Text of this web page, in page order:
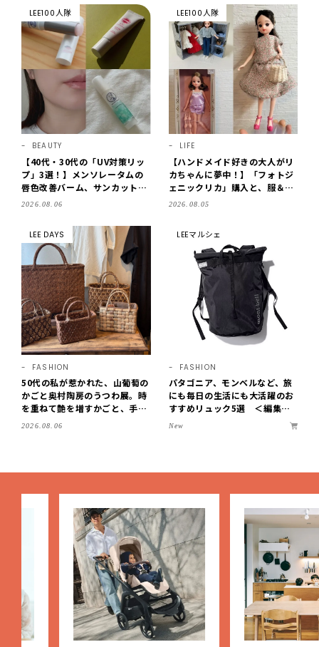
LEE100人隊
BEAUTY
【40代・30代の「UV対策リッ
プ」3選！】メンソレータムの
唇色改善バーム、サンカットな
どを「夏の紫外線対策」に愛用
スメ・2026】
2026.08.06
LEE100人隊
LIFE
【ハンドメイド好きの大人がリ
カちゃんに夢中！】「フォトジ
ェニックリカ」購入と、服＆ク
ローゼットの手づくり実例をご
2026.08.05
LEE DAYS
FASHION
50代の私が惹かれた、山葡萄の
かごと奥村陶房のうつわ展。時
を重ねて艶を増すかごと、手仕
事の美しさに出会いました。
2026.08.06
LEEマルシェ
FASHION
パタゴニア、モンベルなど、旅
にも毎日の生活にも大活躍のお
すすめリュック5選 ＜編集部
セレクト＞【LEEマルシェ】
New